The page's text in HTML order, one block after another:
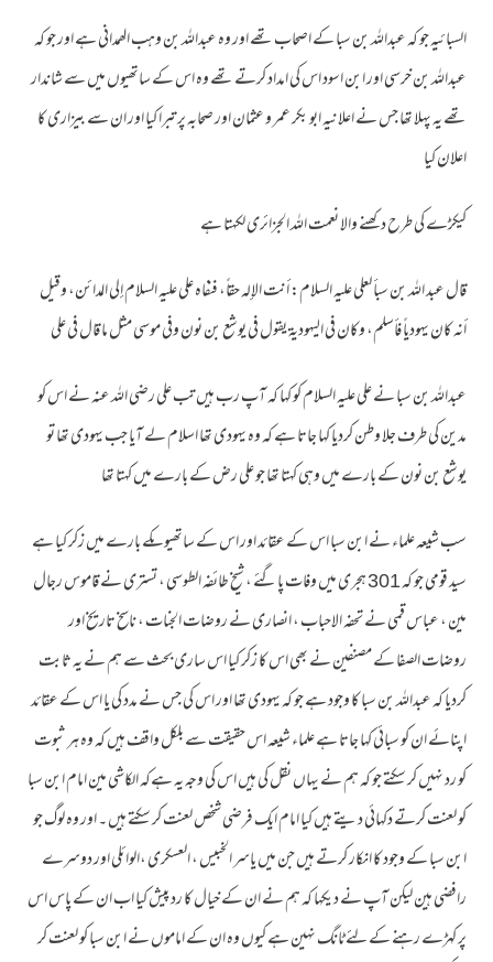
السبائیہ جو کہ عبداللہ بن سبا کے اصحاب تھے اور وہ عبداللہ بن وہب الھمدانی ہے اور جو کہ
عبداللہ بن خرسی اور ابن اسود اس کی امداد کرتے تھے وہ اس کے ساتھیوں میں سے شاندار
تھے یہ پہلا تھا جس نے اعلانیہ ابو بکر عمر و عثمان اور صحابہ پر تبرا کیا اور ان سے بیزاری کا
اعلان کیا
کیکڑے کی طرح دکھنے والا نعمت اللہ الجزائری لکہتا ہے
قال عبد الله بن سبأ لعلي عليه السلام: أنت الإله حقاً، فنفاه علي عليه السلام إلى المدائن، وقيل
أنه كان يهودياً فأسلم، وكان في اليهودية يقول في يوشع بن نون وفي موسى مثل ما قال في علي
عبداللہ بن سبا نے علی علیہ السلام کو کہا کہ آپ رب ہیں تب علی رضی اللہ عنہ نے اس کو
مدین کی طرف جلا وطن کردیا کہا جاتا ہے کہ وہ یہودی تھا اسلام لے آیا جب یہودی تھا تو
یوشع بن نون کے بارے میں وہی کہتا تھا جو علی رض کے بارے میں کہتا تھا
سب شیعہ علماء نے ابن سبا اس کے عقائد اور اس کے ساتھیوںکے بارے میں زکر کیا ہے
سید قومی جو کہ 301 ہجری میں وفات پاگئے ، شیخ طائفہ الطوسی ، تستری نے قاموس رجال
مین ، عباس قمی نے تحفہ الاحباب ، انصاری نے روضات الجنات ، ناسخ تاریخ اور
روضات الصفا کے مصنفین نے بھی اس کا زکر کیا اس ساری بحث سے ہم نے یہ ثابت
کردیا کہ عبداللہ بن سبا کا وجود ہے جو کہ یہودی تھا اور اس کی جس نے مدد کی یا اس کے عقائد
اپنائے ان کو سبائی کہا جاتا ہے علماء شیعہ اس حقیقت سے بلکل واقف ہیں کہ وہ ہر ثبوت
کو رد نہیں کر سکتے جو کہ ہم نے یہاں نقل کی ہیں اس کی وجہ یہ ہےکہ الکاشی مین امام ابن سبا
کو لعنت کرتے دکہائی دیتے ہیں کیا امام ایک فرضی شخص لعنت کر سکتے ہیں ۔ اور وہ لوگ جو
ابن سبا کے وجود کا انکار کرتے ہیں جن میں یاسر الخبیس ، العسکری ،الوائلی اور دوسرے
رافضی ہین لیکن آپ نے دیکہا کہ ہم نے ان کے خیال کا رد پیش کیا اب ان کے پاس اس
پر کہڑے رہنے کے لئے ٹانگ نہین ہے کیوں وہ ان کے اماموں نے ابن سبا کو لعنت کر